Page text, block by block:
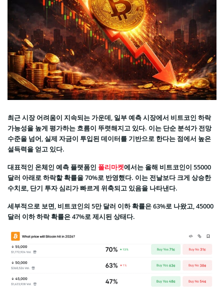
최근 시장 어려움이 지속되는 가운데, 일부 예측 시장에서 비트코인 하락
가능성을 높게 평가하는 흐름이 뚜렷해지고 있다. 이는 단순 분석가 전망
수준을 넘어, 실제 자금이 투입된 데이터를 기반으로 한다는 점에서 높은
설득력을 얻고 있다.
대표적인 온체인 예측 플랫폼인 폴리마켓에서는 올해 비트코인이 55000
달러 아래로 하락할 확률을 70%로 반영했다. 이는 전날보다 크게 상승한
수치로, 단기 투자 심리가 빠르게 위축되고 있음을 나타낸다.
세부적으로 보면, 비트코인의 5만 달러 이하 확률은 63%로 나왔고, 45000
달러 이하 하락 확률은 47%로 제시된 상태다.